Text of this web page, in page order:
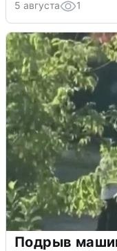
5 августа 1
Подрыв